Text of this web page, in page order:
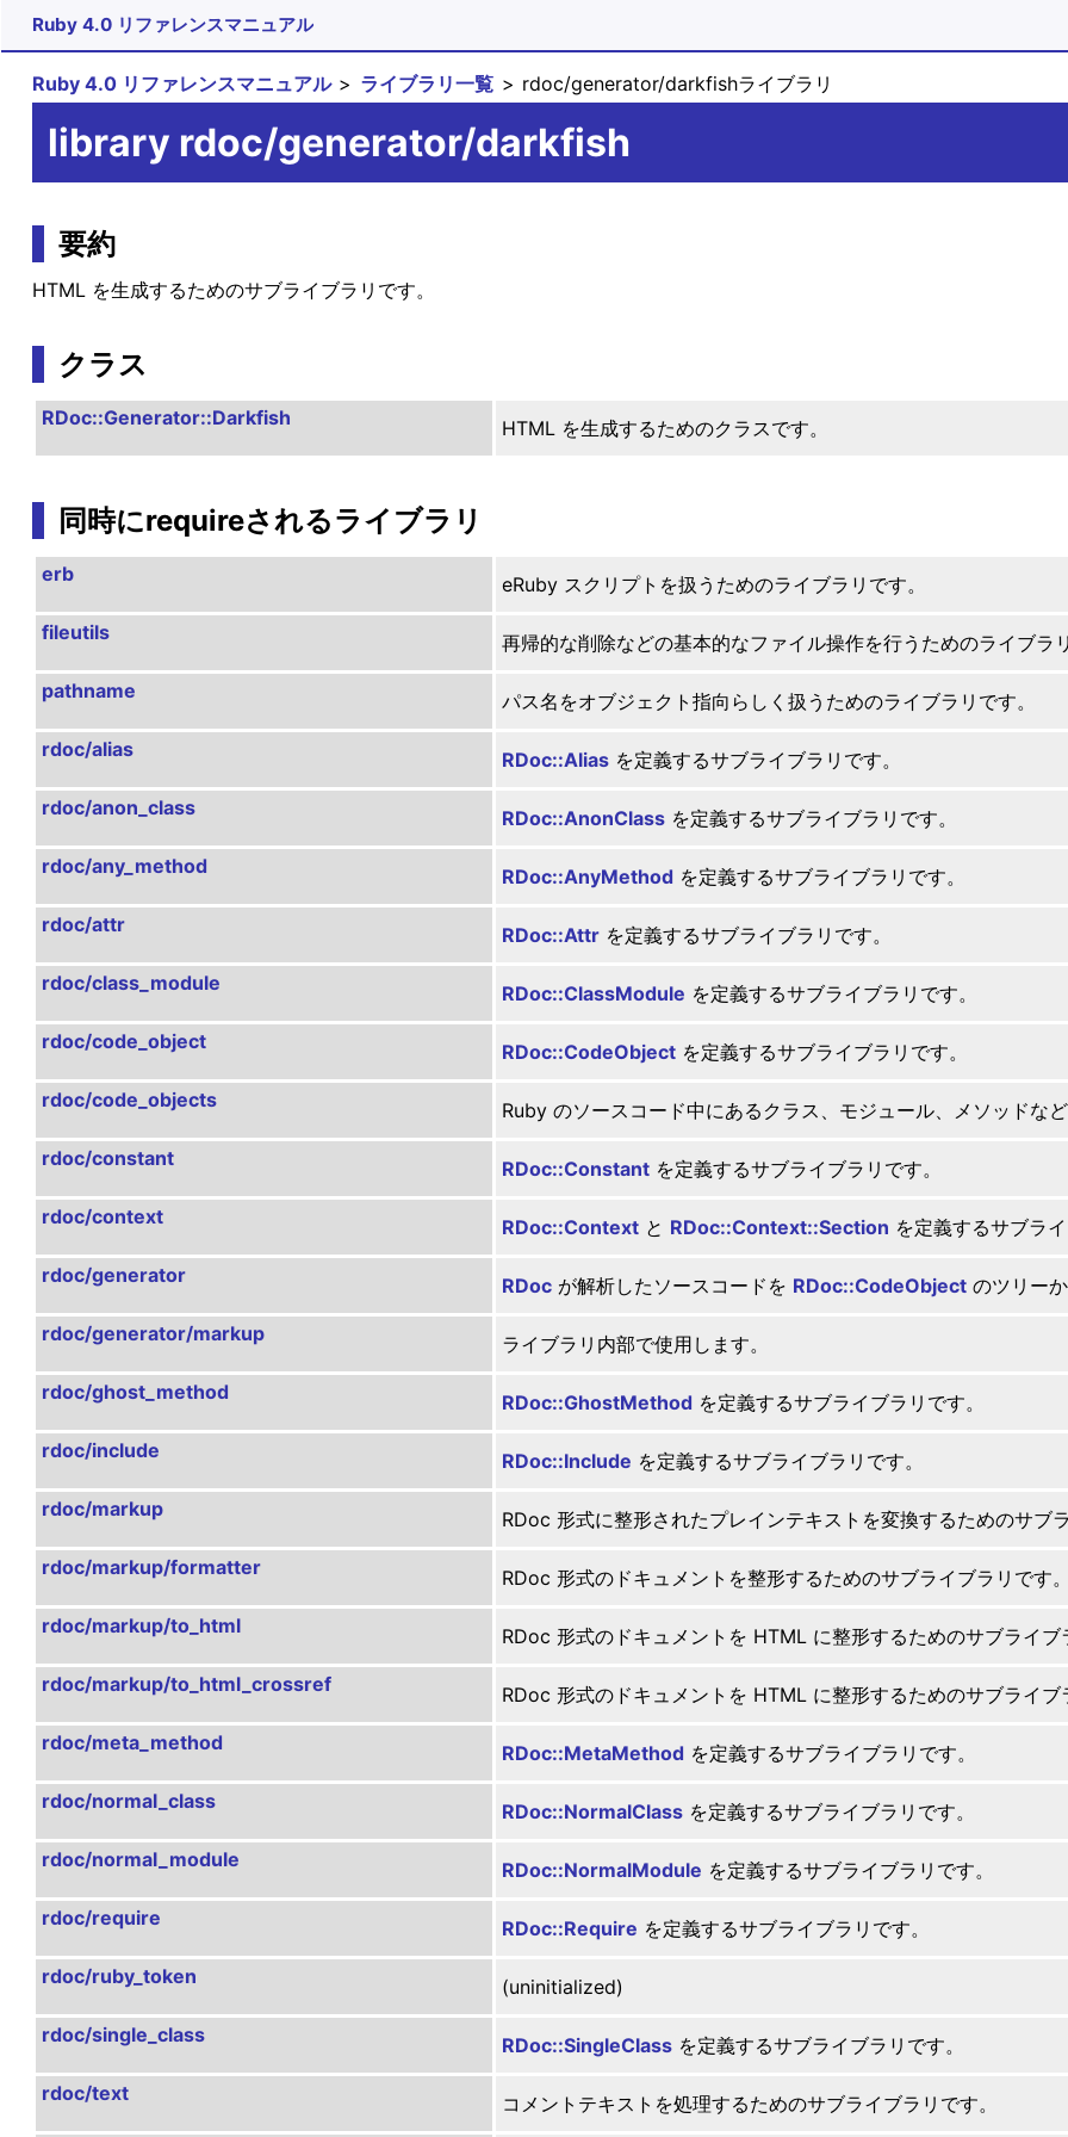
Ruby 4.0 リファレンスマニュアル
Ruby 4.0 リファレンスマニュアル ライブラリ一覧 rdoc/generator/darkfishライブラリ
library rdoc/generator/darkfish
要約
HTML を生成するためのサブライブラリです。
クラス
RDoc::Generator::Darkfish HTML を生成するためのクラスです。
同時にrequireされるライブラリ
erb eRuby スクリプトを扱うためのライブラリです。
fileutils 再帰的な削除などの基本的なファイル操作を行うためのライブラ
pathname パス名をオブジェクト指向らしく扱うためのライブラリです。
rdoc/alias RDoc::Aliasを定義するサブライブラリです。
rdoc/anon_class RDoc::AnonClassを定義するサブライブラリです。
rdoc/any_method RDoc::AnyMethod を定義するサブライブラリです。
rdoc/attr RDoc::Attrを定義するサブライブラリです。
rdoc/class_module RDoc::ClassModule を定義するサブライブラリです。
rdoc/code_object RDoc::CodeObjectを定義するサブライブラリです。
rdoc/code_objects Ruby のソースコード中にあるクラス、モジュール、メソッドな
rdoc/constant RDoc::Constantを定義するサブライブラリです。
rdoc/context RDoc::Contextと RDoc::Context::Section を定義するサブラ
rdoc/generator RDocが解析したソースコードを RDoc::CodeObjectのツリー
rdoc/generator/markup ライブラリ内部で使用します。
rdoc/ghost_method RDoc::GhostMethod を定義するサブライブラリです。
rdoc/include RDoc::Include を定義するサブライブラリです。
rdoc/markup RDoc 形式に整形されたプレインテキストを変換するためのサブ
rdoc/markup/formatter RDoc 形式のドキュメントを整形するためのサブライブラリです
rdoc/markup/to_html RDoc 形式のドキュメントを HTML に整形するためのサブライブ
rdoc/markup/to_html_crossref RDoc 形式のドキュメントを HTML に整形するためのサブライブ
rdoc/meta_method RDoc::MetaMethod を定義するサブライブラリです。
rdoc/normal_class RDoc::NormalClassを定義するサブライブラリです。
rdoc/normal_module RDoc::NormalModule を定義するサブライブラリです。
rdoc/require RDoc::Require を定義するサブライブラリです。
rdoc/ruby_token (uninitialized)
rdoc/single_class RDoc::SingleClassを定義するサブライブラリです。
rdoc/text コメントテキストを処理するためのサブライブラリです。